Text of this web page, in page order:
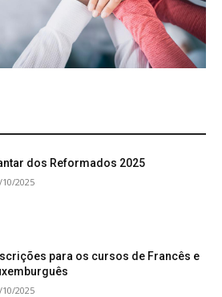
dos Reformados 2025
10/2025
para os cursos de Francês e
10/2025